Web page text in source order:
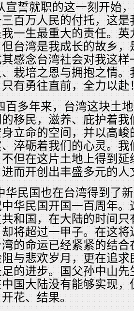
宣誓就职的这一刻开始
百万人民的付托，这
一生最重大的责任。
台湾是我成长的故乡
感念台湾社会对我这
、栽培之恩与拥抱之情
有勇往直前，全力以赴
百多年来，台湾这块土
的移民，滋养、庇护着
立命的空间，并以高
淬砺着我们的心灵。
但在这片土地上得到
而开创出丰盛多元的人
华民国也在台湾得到了
华民国开国一百周年
共和国，在大陆的时间
却将超过一甲子。在这
的命运已经紧紧的结
与悲欢岁月，更在追
足的进步。国父孙中山
国大陆没有能够实现
花、结果。